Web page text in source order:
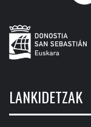
LANKIDETZAK